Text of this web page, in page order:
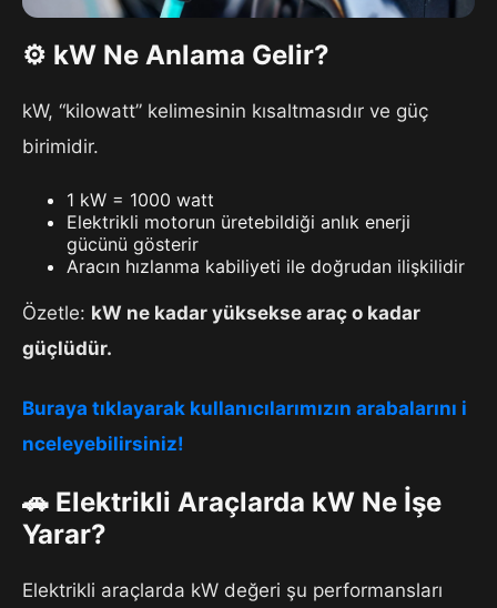
⚙️ kW Ne Anlama Gelir?
kW, “kilowatt” kelimesinin kısaltmasıdır ve güç
birimidir.
1 kW = 1000 watt
Elektrikli motorun üretebildiği anlık enerji
gücünü gösterir
Aracın hızlanma kabiliyeti ile doğrudan ilişkilidir
Özetle: kW ne kadar yüksekse araç o kadar
güçlüdür.
Buraya tıklayarak kullanıcılarımızın arabalarını i
nceleyebilirsiniz!
🚗 Elektrikli Araçlarda kW Ne İşe
Yarar?
Elektrikli araçlarda kW değeri şu performansları